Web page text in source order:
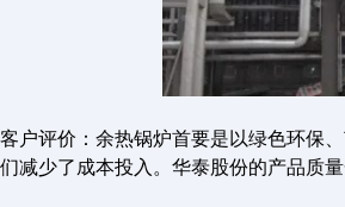
客户评价：余热锅炉首要是以绿色环保
们减少了成本投入。华泰股份的产品质